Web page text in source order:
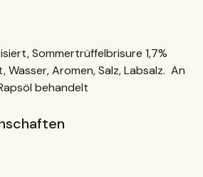
Sommertrüffelbrisure 1,7%
Aromen, Salz, Labsalz. An
behandelt